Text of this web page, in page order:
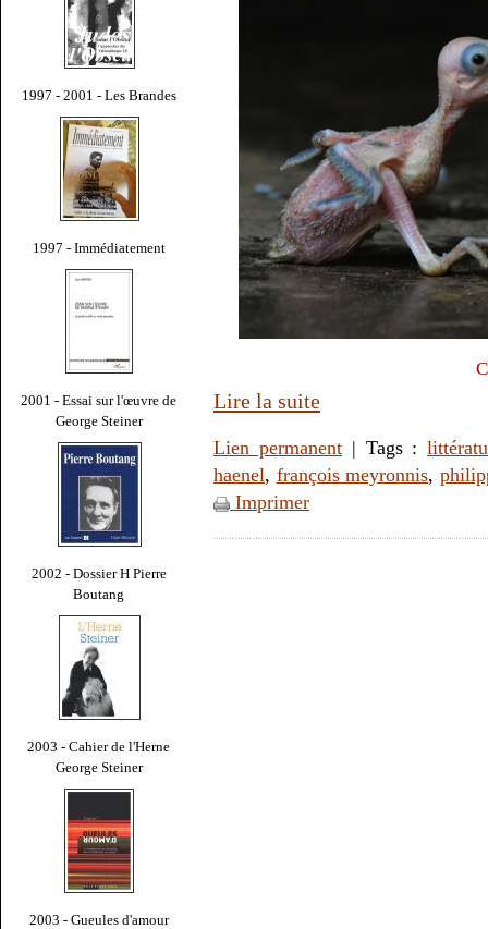
1997 - 2001 - Les Brandes
1997 - Immédiatement
2001 - Essai sur l'œuvre de
George Steiner
2002 - Dossier H Pierre
Boutang
2003 - Cahier de l'Herne
George Steiner
2003 - Gueules d'amour
Lire la suite
Lien permanent| Tags :
haenel, françois meyronnis,
Imprimer